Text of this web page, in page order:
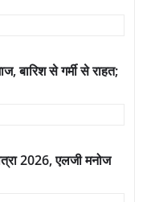
बारिश से गर्मी से राहत;
2026, एलजी मनोज